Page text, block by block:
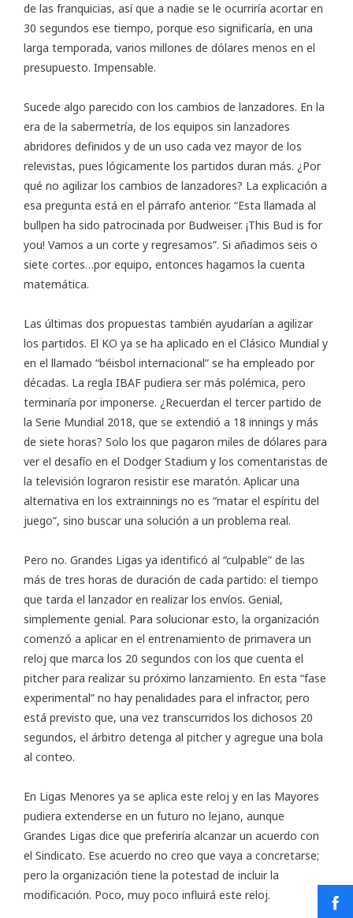
de las franquicias, así que a nadie se le ocurriría acortar en
30 segundos ese tiempo, porque eso significaría, en una
larga temporada, varios millones de dólares menos en el
presupuesto. Impensable.
Sucede algo parecido con los cambios de lanzadores. En la
era de la sabermetría, de los equipos sin lanzadores
abridores definidos y de un uso cada vez mayor de los
relevistas, pues lógicamente los partidos duran más. ¿Por
qué no agilizar los cambios de lanzadores? La explicación a
esa pregunta está en el párrafo anterior. “Esta llamada al
bullpen ha sido patrocinada por Budweiser. ¡This Bud is for
you! Vamos a un corte y regresamos”. Si añadimos seis o
siete cortes…por equipo, entonces hagamos la cuenta
matemática.
Las últimas dos propuestas también ayudarían a agilizar
los partidos. El KO ya se ha aplicado en el Clásico Mundial y
en el llamado “béisbol internacional” se ha empleado por
décadas. La regla IBAF pudiera ser más polémica, pero
terminaría por imponerse. ¿Recuerdan el tercer partido de
la Serie Mundial 2018, que se extendió a 18 innings y más
de siete horas? Solo los que pagaron miles de dólares para
ver el desafío en el Dodger Stadium y los comentaristas de
la televisión lograron resistir ese maratón. Aplicar una
alternativa en los extrainnings no es “matar el espíritu del
juego”, sino buscar una solución a un problema real.
Pero no. Grandes Ligas ya identificó al “culpable” de las
más de tres horas de duración de cada partido: el tiempo
que tarda el lanzador en realizar los envíos. Genial,
simplemente genial. Para solucionar esto, la organización
comenzó a aplicar en el entrenamiento de primavera un
reloj que marca los 20 segundos con los que cuenta el
pitcher para realizar su próximo lanzamiento. En esta “fase
experimental” no hay penalidades para el infractor, pero
está previsto que, una vez transcurridos los dichosos 20
segundos, el árbitro detenga al pitcher y agregue una bola
al conteo.
En Ligas Menores ya se aplica este reloj y en las Mayores
pudiera extenderse en un futuro no lejano, aunque
Grandes Ligas dice que preferiría alcanzar un acuerdo con
el Sindicato. Ese acuerdo no creo que vaya a concretarse;
pero la organización tiene la potestad de incluir la
modificación. Poco, muy poco influirá este reloj.